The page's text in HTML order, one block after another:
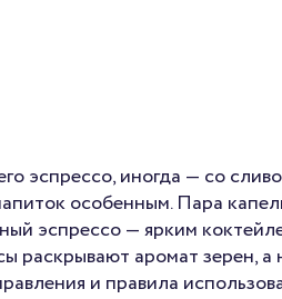
эспрессо, иногда — со
особенным. Пара
эспрессо — ярким
раскрывают аромат зерен, а
и правила